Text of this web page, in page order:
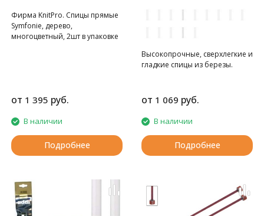
Фирма KnitPro. Спицы прямые
Symfonie, дерево,
многоцветный, 2шт в упаковке
от 1 395 руб.
В наличии
Подробнее
Высокопрочные, сверхлегкие и
гладкие спицы из березы.
от 1 069 руб.
В наличии
Подробнее